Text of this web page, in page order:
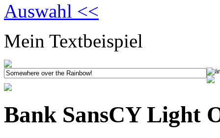
Auswahl <<
Mein Textbeispiel
Bank SansCY Light